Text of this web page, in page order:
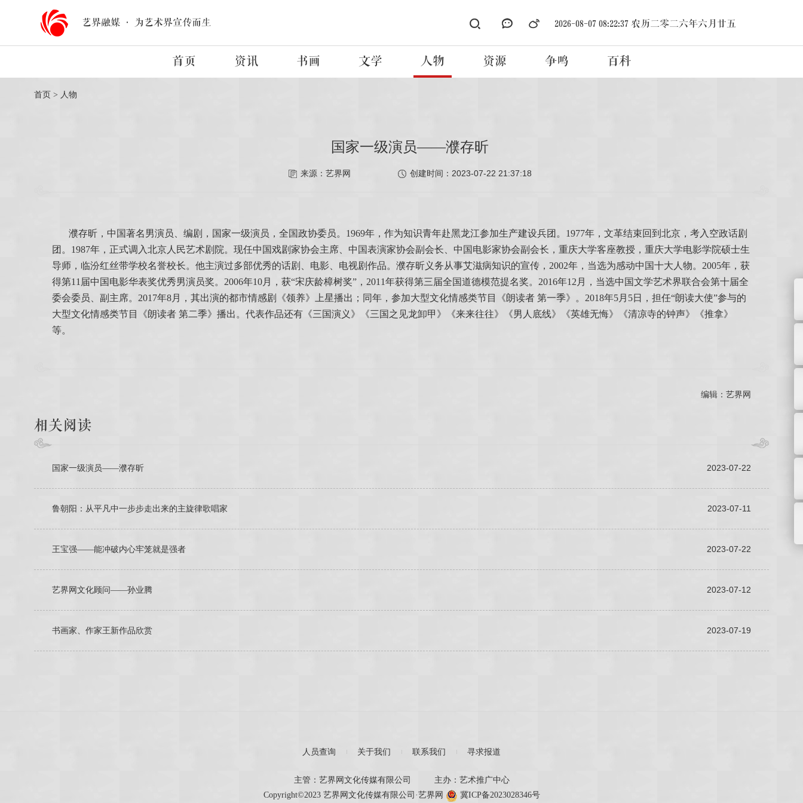
艺界融媒 · 为艺术界宣传而生 2026-08-07 08:22:38 农历二零二六年六月廿五
首页 资讯 书画 文学 人物 资源 争鸣 百科
首页 > 人物
国家一级演员——濮存昕
来源：艺界网 创建时间： 2023-07-22 21:37:18
濮存昕，中国著名男演员、编剧，国家一级演员，全国政协委员。1969年，作为知识青年赴黑龙江参加生产建设兵团。1977年，文革结束回到北京，考入空政话剧
团。1987年，正式调入北京人民艺术剧院。现任中国戏剧家协会主席、中国表演家协会副会长、中国电影家协会副会长，重庆大学客座教授，重庆大学电影学院硕士生
导师，临汾红丝带学校名誉校长。他主演过多部优秀的话剧、电影、电视剧作品。濮存昕义务从事艾滋病知识的宣传，2002年，当选为感动中国十大人物。2005年，获
得第11届中国电影华表奖优秀男演员奖。2006年10月，获“宋庆龄樟树奖”，2011年获得第三届全国道德模范提名奖。2016年12月，当选中国文学艺术界联合会第十届全
委会委员、副主席。2017年8月，其出演的都市情感剧《领养》上星播出；同年，参加大型文化情感类节目《朗读者 第一季》。2018年5月5日，担任“朗读大使”参与的
大型文化情感类节目《朗读者 第二季》播出。代表作品还有《三国演义》《三国之见龙卸甲》《来来往往》《男人底线》《英雄无悔》《清凉寺的钟声》《推拿》
等。
编辑：艺界网
相关阅读
2023-07-22
国家一级演员——濮存昕
2023-07-11
鲁朝阳：从平凡中一步步走出来的主旋律歌唱家
2023-07-22
王宝强——能冲破内心牢笼就是强者
2023-07-12
艺界网文化顾问——孙业腾
2023-07-19
书画家、作家王新作品欣赏
人员查询 关于我们 联系我们 寻求报道
主管：艺界网文化传媒有限公司
主办：艺术推广中心
Copyright©2023 艺界网文化传媒有限公司·艺界网
冀ICP备2023028346号